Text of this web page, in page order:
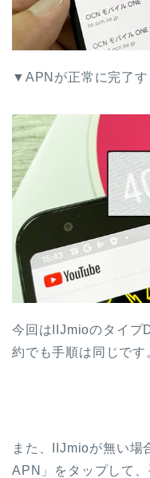
▼APNが正常に完了す
今回はIIJmioのタイプ
約でも手順は同じです
また、IIJmioが無い場
APN」をタップして、